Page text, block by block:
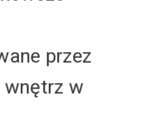
przez
w